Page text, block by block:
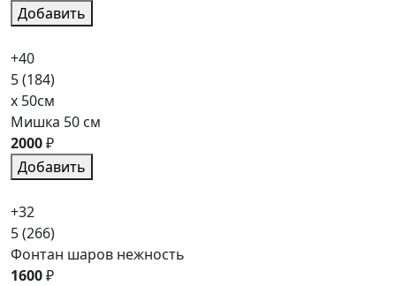
Добавить
+40
5(184)
x 50см
Мишка 50 см
2000₽
Добавить
+32
5(266)
Фонтан шаров нежность
1600₽